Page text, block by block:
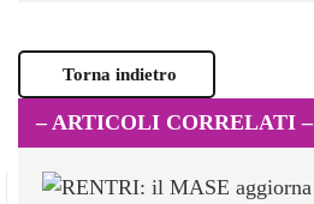
Torna indietro
– ARTICOLI CORRELATI –